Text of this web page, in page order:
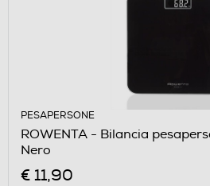
PESAPERSONE
ROWENTA - Bilancia
Nero
€ 11,90